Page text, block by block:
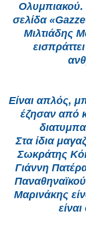
Ολυμπιακού.
σελίδα
Μιλτιάδης
Είναι απλός,
έζησαν από
Στα ίδια
Σωκράτης
Γιάννη
Μαρινάκης